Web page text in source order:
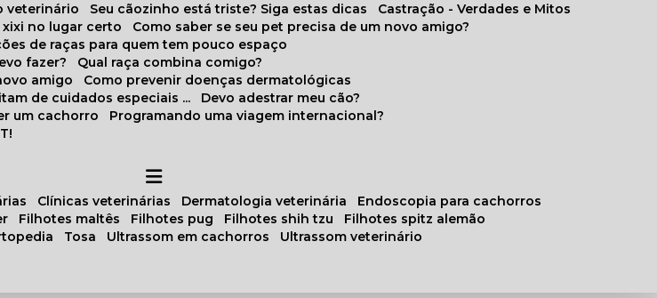
veterinário
Seu cãozinho está triste? Siga estas dicas
Castração - Verdades e Mitos
xixi no lugar certo
Como saber se seu pet precisa de um novo amigo?
de raças para quem tem pouco espaço
fazer?
Qual raça combina comigo?
amigo
Como prevenir doenças dermatológicas
de cuidados especiais ...
Devo adestrar meu cão?
um cachorro
Programando uma viagem internacional?
clínicas veterinárias dermatologia veterinária
endoscopia para cachorros
filhotes maltês filhotes pug filhotes shih tzu
filhotes spitz alemão
tosa ultrassom em cachorros
ultrassom veterinário